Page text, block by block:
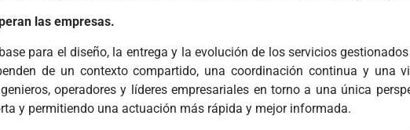
las empresas.
para el diseño, la entrega y la evolución de los servicios
de un contexto compartido, una coordinación continua y una
operadores y líderes empresariales en torno a una única
y permitiendo una actuación más rápida y mejor informada.